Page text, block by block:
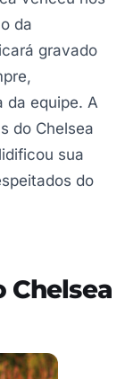
da
gravado
da equipe. A
do Chelsea
sua
do
Chelsea